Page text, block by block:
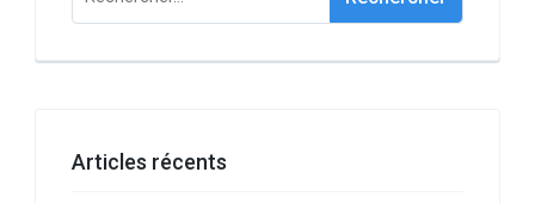
Articles récents